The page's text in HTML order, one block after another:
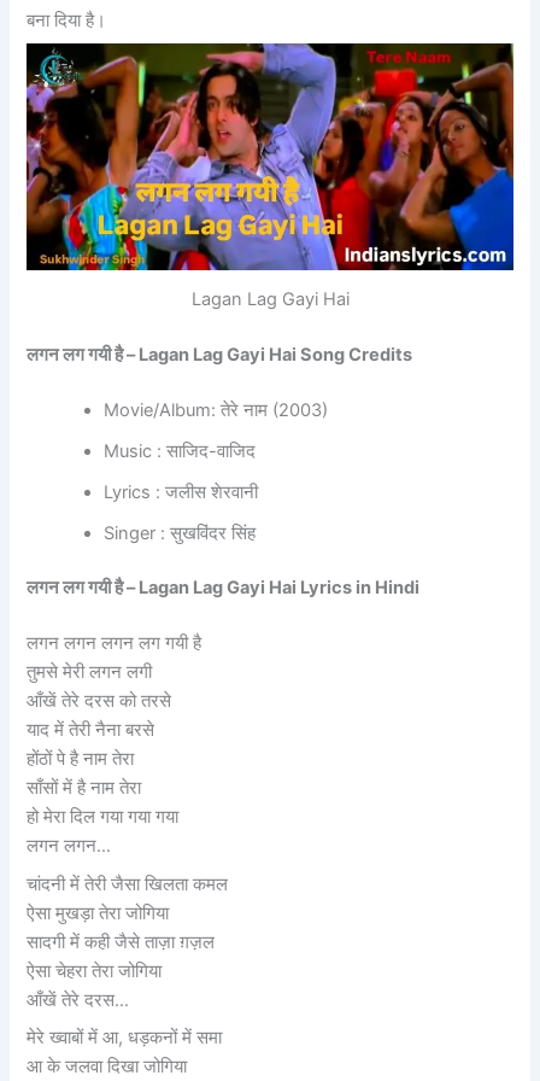
बना दिया है।
Lagan Lag Gayi Hai
लगन लग गयी है – Lagan Lag Gayi Hai Song Credits
Movie/Album: तेरे नाम (2003)
Music : साजिद-वाजिद
Lyrics : जलीस शेरवानी
Singer : सुखविंदर सिंह
लगन लग गयी है – Lagan Lag Gayi Hai Lyrics in Hindi
लगन लगन लगन लग गयी है
तुमसे मेरी लगन लगी
आँखें तेरे दरस को तरसे
याद में तेरी नैना बरसे
होंठों पे है नाम तेरा
साँसों में है नाम तेरा
हो मेरा दिल गया गया गया
लगन लगन…
चांदनी में तेरी जैसा खिलता कमल
ऐसा मुखड़ा तेरा जोगिया
सादगी में कही जैसे ताज़ा ग़ज़ल
ऐसा चेहरा तेरा जोगिया
आँखें तेरे दरस…
मेरे ख्वाबों में आ, धड़कनों में समा
आ के जलवा दिखा जोगिया